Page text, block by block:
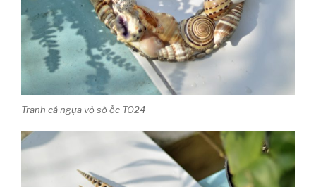
Tranh cá ngựa vỏ sò ốc TO24